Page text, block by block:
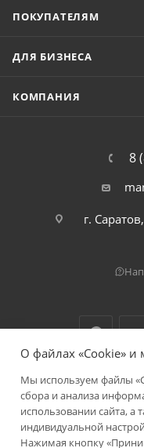
ПОКУПАТЕЛЯМ
ДЛЯ БИЗНЕСА
КОМПАНИЯ
8
г.
О файлах «Cookie» и
Мы используем файлы
сбора и анализа
использовании сайта, а
индивидуальной
Нажимая кнопку